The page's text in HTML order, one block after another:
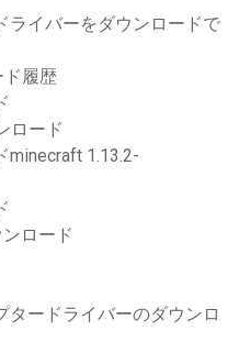
ライバーをダウンロードで
ド履歴
ロード
minecraft 1.13.2-
ロード
タードライバーのダウンロ